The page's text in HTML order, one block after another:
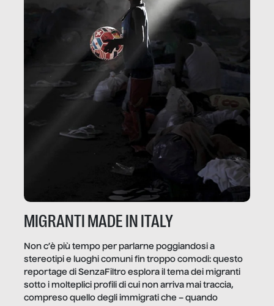
MIGRANTI MADE IN ITALY
Non c’è più tempo per parlarne poggiandosi a
stereotipi e luoghi comuni fin troppo comodi: questo
reportage di SenzaFiltro esplora il tema dei migranti
sotto i molteplici profili di cui non arriva mai traccia,
compreso quello degli immigrati che – quando